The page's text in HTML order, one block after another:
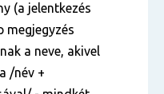
(a jelentkezés
megjegyzés
a neve, akivel
/név +